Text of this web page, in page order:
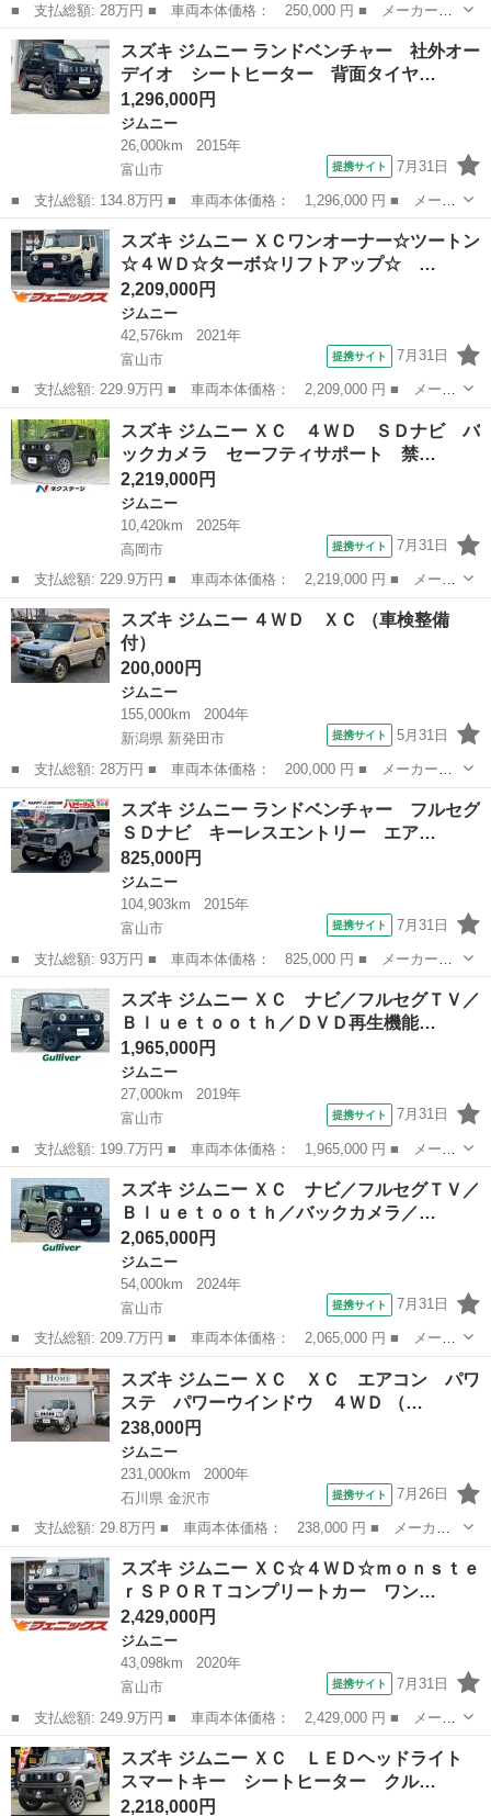
■ 支払総額: 28万円 ■ 車両本体価格： 250,000 円 ■ メーカー
名： スズキ ■ 車種名： ジムニー ■ グレード名： ランドベン
チャー 切り替え４ＷＤ ■ 排気量： 660cc ■ ドア枚数： 3D ■
ミ...
新潟 北蒲原郡 ジムニー
スズキ ジムニー ランドベンチャー 社外オー
デイオ シートヒーター 背面タイヤ…
1,296,000円
ジムニー
26,000km
2015年
富山市
提携サイト 7月31日
■ 支払総額: 134.8万円 ■ 車両本体価格： 1,296,000 円 ■ メーカ
ー名： スズキ ■ 車種名： ジムニー ■ グレード名： ランドベ
ンチャー 社外オーデイオ シートヒーター 背面タイヤ ■ 排気
量： 6...
富山 富山市 ジムニー
スズキ ジムニー ＸＣワンオーナー☆ツートン
☆４ＷＤ☆ターボ☆リフトアップ☆ …
2,209,000円
ジムニー
42,576km
2021年
富山市
提携サイト 7月31日
■ 支払総額: 229.9万円 ■ 車両本体価格： 2,209,000 円 ■ メーカ
ー名： スズキ ■ 車種名： ジムニー ■ グレード名： ＸＣワン
オーナー☆ツートン☆４ＷＤ☆ターボ☆リフトアップ☆ ワンオーナ
ー☆ツー...
富山 富山市 ジムニー
スズキ ジムニー ＸＣ ４ＷＤ ＳＤナビ バ
ックカメラ セーフティサポート 禁…
2,219,000円
ジムニー
10,420km
2025年
高岡市
提携サイト 7月31日
■ 支払総額: 229.9万円 ■ 車両本体価格： 2,219,000 円 ■ メーカ
ー名： スズキ ■ 車種名： ジムニー ■ グレード名： ＸＣ ４
ＷＤ ＳＤナビ バックカメラ セーフティサポート 禁煙車 ＥＴ
Ｃ クル...
富山 高岡市 ジムニー
スズキ ジムニー ４ＷＤ ＸＣ （車検整備
付）
200,000円
ジムニー
155,000km
2004年
新潟県 新発田市
提携サイト 5月31日
■ 支払総額: 28万円 ■ 車両本体価格： 200,000 円 ■ メーカー
名： スズキ ■ 車種名： ジムニー ■ グレード名： ４ＷＤ Ｘ
Ｃ ■ 排気量： 660cc ■ ドア枚数： 3D ■ ミッション： AT4速...
新潟 新発田市 ジムニー
スズキ ジムニー ランドベンチャー フルセグ
ＳＤナビ キーレスエントリー エア…
825,000円
ジムニー
104,903km
2015年
富山市
提携サイト 7月31日
■ 支払総額: 93万円 ■ 車両本体価格： 825,000 円 ■ メーカー
名： スズキ ■ 車種名： ジムニー ■ グレード名： ランドベン
チャー フルセグＳＤナビ キーレスエントリー エアコン シート
ヒーター ヒーテ...
富山 富山市 ジムニー
スズキ ジムニー ＸＣ ナビ／フルセグＴＶ／
Ｂｌｕｅｔｏｏｔｈ／ＤＶＤ再生機能…
1,965,000円
ジムニー
27,000km
2019年
富山市
提携サイト 7月31日
■ 支払総額: 199.7万円 ■ 車両本体価格： 1,965,000 円 ■ メーカ
ー名： スズキ ■ 車種名： ジムニー ■ グレード名： ＸＣ ナ
ビ／フルセグＴＶ／Ｂｌｕｅｔｏｏｔｈ／ＤＶＤ再生機能／バックカ
メラ／Ｌ...
富山 富山市 ジムニー
スズキ ジムニー ＸＣ ナビ／フルセグＴＶ／
Ｂｌｕｅｔｏｏｔｈ／バックカメラ／…
2,065,000円
ジムニー
54,000km
2024年
富山市
提携サイト 7月31日
■ 支払総額: 209.7万円 ■ 車両本体価格： 2,065,000 円 ■ メーカ
ー名： スズキ ■ 車種名： ジムニー ■ グレード名： ＸＣ ナ
ビ／フルセグＴＶ／Ｂｌｕｅｔｏｏｔｈ／バックカメラ／ＥＴＣ２．
０／ＬＥ...
富山 富山市 ジムニー
スズキ ジムニー ＸＣ ＸＣ エアコン パワ
ステ パワーウインドウ ４ＷＤ （…
238,000円
ジムニー
231,000km
2000年
石川県 金沢市
提携サイト 7月26日
■ 支払総額: 29.8万円 ■ 車両本体価格： 238,000 円 ■ メーカー
名： スズキ ■ 車種名： ジムニー ■ グレード名： ＸＣ Ｘ
Ｃ エアコン パワステ パワーウインドウ ４ＷＤ ■ 排気量：
660cc ...
石川 金沢市 ジムニー
スズキ ジムニー ＸＣ☆４ＷＤ☆ｍｏｎｓｔｅ
ｒＳＰＯＲＴコンプリートカー ワン…
2,429,000円
ジムニー
43,098km
2020年
富山市
提携サイト 7月31日
■ 支払総額: 249.9万円 ■ 車両本体価格： 2,429,000 円 ■ メーカ
ー名： スズキ ■ 車種名： ジムニー ■ グレード名： ＸＣ☆４
ＷＤ☆ｍｏｎｓｔｅｒＳＰＯＲＴコンプリートカー ワンオーナー☆
モンスタ...
富山 富山市 ジムニー
スズキ ジムニー ＸＣ ＬＥＤヘッドライト
スマートキー シートヒーター クル…
2,218,000円